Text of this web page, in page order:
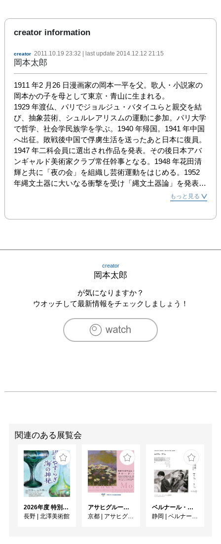
creator information
creator 2011.10.19 23:32 | last update 2014.12.12 21:15
岡本太郎
1911 年2 月26 日漫画家の岡本一平を父。歌人・小説家の
岡本かの子を母として東京・青山に生まれる。
1929 年渡仏、パリでジョルジュ・バタイユらと親交を結
び、抽象芸術、シュルレアリスムの運動に参加。パリ大学
で哲学、社会学民族学を学ぶ。1940 年帰国。1941 年中国
へ出征。敗戦後中国で俘虜生活を送ったあと日本に復員。
1947 年二科会員に選出され作品を発表。その後日本アバ
ンギャルド美術家クラブ常任幹事となる。1948 年花田清
輝と共に「夜の会」を組織し芸術運動をはじめる。1952
年縄文土器に大いなる衝撃を受け「縄文土器論」を発表。
1954 年「今日の芸術」を著述しベストセラーになる。
とするあらゆるメディアを通じて発言と行動を続けながら
1991 年 所蔵する作品約1800 点を川崎市に寄贈。
1996 年1 月7 日、急性呼吸不全のため死去。享年84 歳。
死後、財団法人岡本太郎記念現代芸術振興財団が設立さ
れ、理事長に生涯のパートナーであった岡本敏子が就任し
1998 年 青山の岡本太郎の住宅兼アトリエを改修し、岡本
太郎記念館をオープン。
もっと見る
creator
岡本太郎
が気になりますか？
ウオッチして最新情報をチェックしましょう！
関連のある展覧会
2026年度 特別展「ガレとドーム、アール･ヌーヴォーのガラス 水辺のやすらぎ、海の神秘」
長野 | 北澤美術館
アサヒグループ大山崎山荘美術館 開館30周年記念展「没後100年 クロード・モネ」
京都 | アサヒグループ大山崎山荘美術館
ベルナール・ビュフェと写真 ーカメラがとらえたビュフェとその時代、そして21 世紀へ
静岡 | ベルナール・ビュフェ美術館